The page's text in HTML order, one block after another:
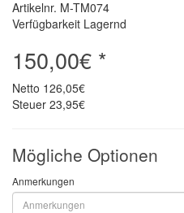
Artikelnr. M-TM074
Verfügbarkeit Lagernd
150,00€ *
Netto 126,05€
Steuer 23,95€
Mögliche Optionen
Anmerkungen